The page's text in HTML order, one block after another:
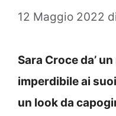
12 Maggio 2022
Sara Croce da’
imperdibile ai
un look da